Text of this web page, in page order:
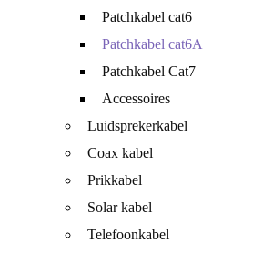
Patchkabel cat6
Patchkabel cat6A
Patchkabel Cat7
Accessoires
Luidsprekerkabel
Coax kabel
Prikkabel
Solar kabel
Telefoonkabel